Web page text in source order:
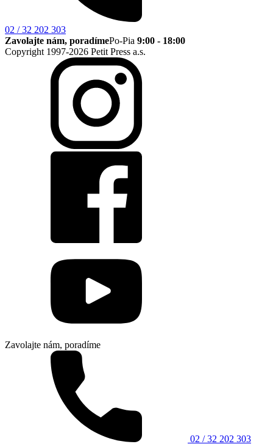
02 / 32 202 303
Zavolajte nám, poradímePo-Pia 9:00 - 18:00
Copyright 1997-2026 Petit Press a.s.
Zavolajte nám, poradíme
02 / 32 202 303